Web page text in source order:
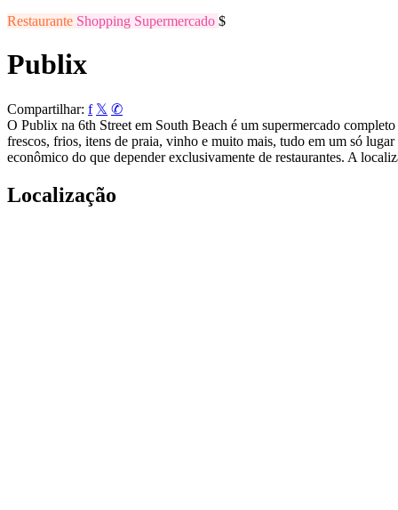
Restaurante Shopping Supermercado $
Publix
Compartilhar: f 𝕏 ✆
O Publix na 6th Street em South Beach é um supermercado
frescos, frios, itens de praia, vinho e muito mais, tudo em um só
econômico do que depender exclusivamente de restaurantes. A
Localização